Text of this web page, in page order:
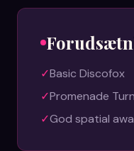
✓Basic Discofox
✓Promenade Turn
✓God spatial